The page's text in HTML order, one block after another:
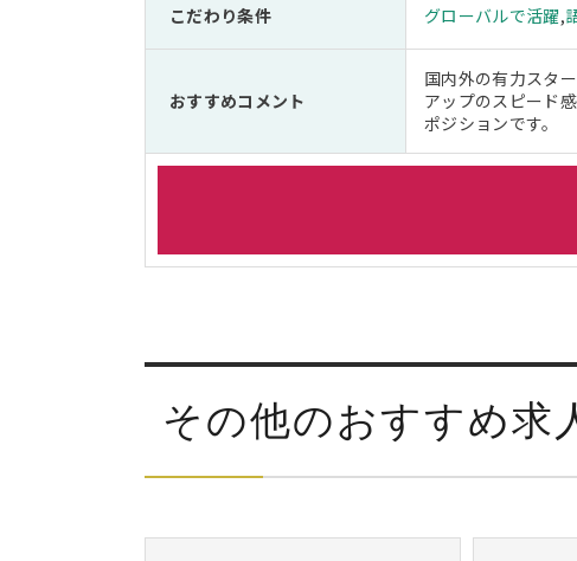
こだわり条件 グローバルで活躍,
おすすめコメント
国内外の有力スタ
アップのスピード
ポジションです。
その他のおすすめ求